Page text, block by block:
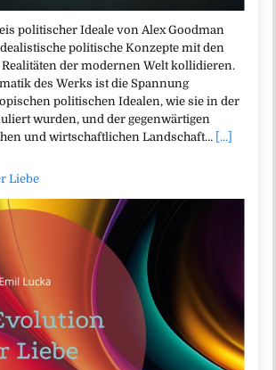
politischer Ideale von Alex Goodman
politische Konzepte mit den
der modernen Welt kollidieren.
des Werks ist die Spannung
politischen Idealen, wie sie in der
wurden, und der gegenwärtigen
und wirtschaftlichen Landschaft… [...]
Liebe